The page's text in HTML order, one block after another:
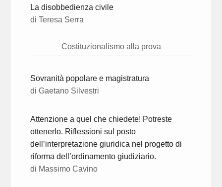
La disobbedienza civile
di Teresa Serra
Costituzionalismo alla prova
Sovranità popolare e magistratura
di Gaetano Silvestri
Attenzione a quel che chiedete! Potreste
ottenerlo. Riflessioni sul posto
dell’interpretazione giuridica nel progetto di
riforma dell’ordinamento giudiziario.
di Massimo Cavino